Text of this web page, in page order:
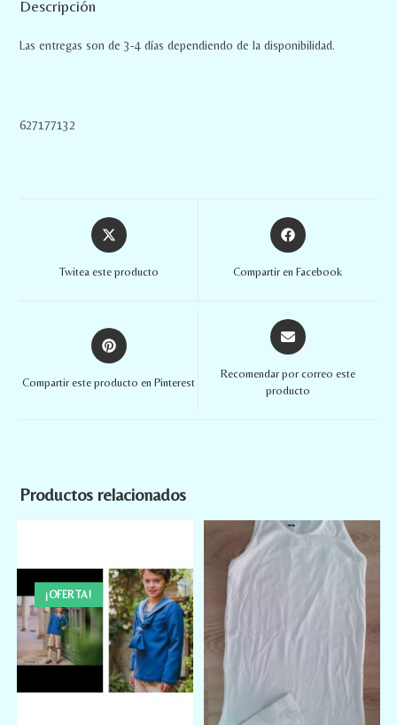
Descripción
Las entregas son de 3-4 días dependiendo de la disponibilidad.
627177132
Twitea este producto Compartir en Facebook
Compartir este producto en Pinterest
Recomendar por correo este
producto
Productos relacionados
¡OFERTA!